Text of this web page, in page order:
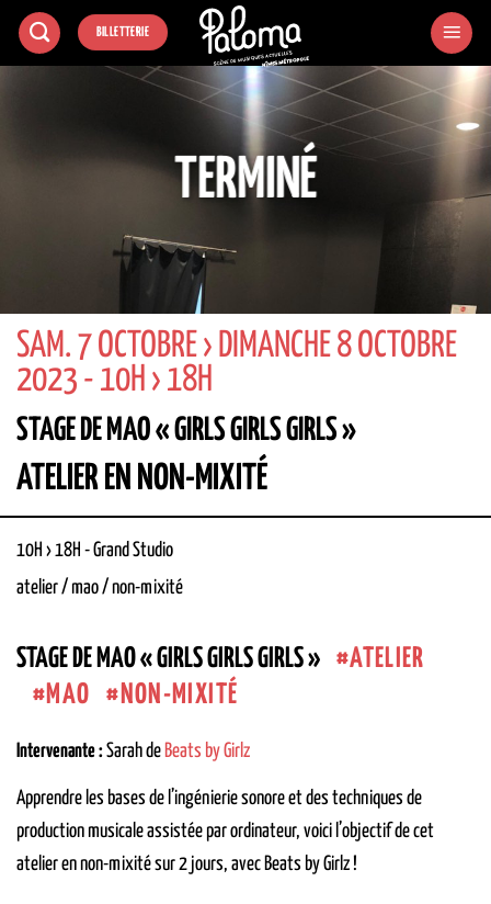
Passer
BILLETTERIE
TERMINÉ
SAM. 7 OCTOBRE › DIMANCHE 8 OCTOBRE
2023 - 10H › 18H
STAGE DE MAO « GIRLS GIRLS GIRLS »
ATELIER EN NON-MIXITÉ
10H › 18H -Grand Studio
atelier / mao / non-mixité
STAGE DE MAO « GIRLS GIRLS GIRLS »
ATELIER
MAO
NON-MIXITÉ
Intervenante :Sarah de Beats by Girlz
Apprendre les bases de l’ingénierie sonore et des techniques de
production musicale assistée par ordinateur, voici l’objectif de cet
atelier en non-mixité sur 2 jours, avec Beats by Girlz !